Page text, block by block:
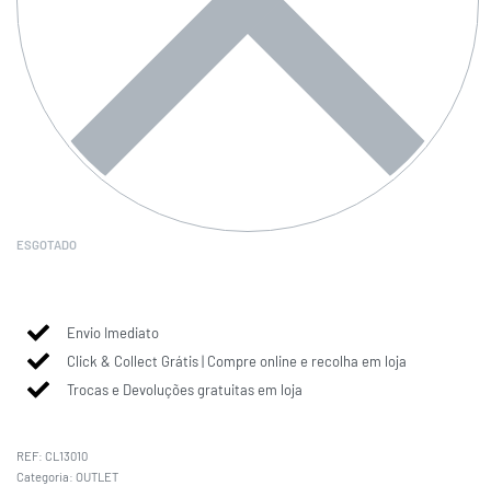
ESGOTADO
Envio Imediato
Click & Collect Grátis | Compre online e recolha em loja
Trocas e Devoluções gratuitas em loja
CL13010
Categoria: OUTLET